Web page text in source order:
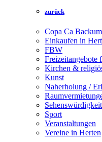
zurück
Copa Ca Backum
Einkaufen in
FBW
Freizeitangebote
Kirchen &
Kunst
Naherholung /
Sport
Veranstaltungen
Vereine in Herten